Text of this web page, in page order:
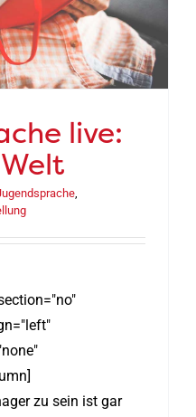
live:
,
zu sein ist gar